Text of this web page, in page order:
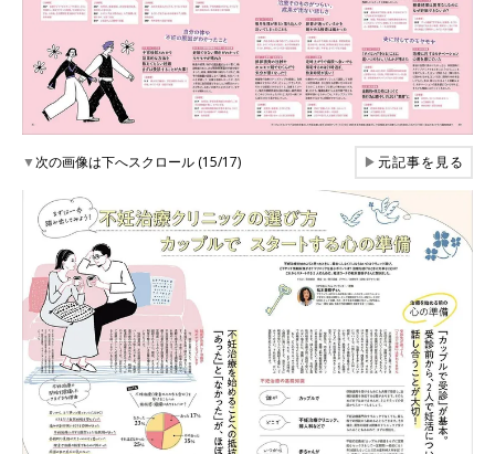
▼次の画像は下へスクロール (15/17) ▶元記事を見る